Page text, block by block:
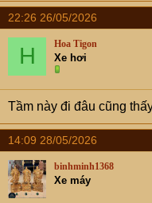
a
c
t
n
s
22:26 26/05/2026
H Hoa Tigon
Xe hơi
Tầm này đi đâu cũng
14:09 28/05/2026
binhminh1368
Xe máy